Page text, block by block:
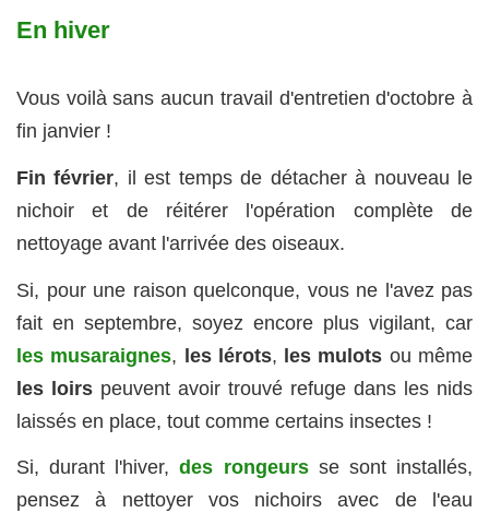
En hiver
Vous voilà sans aucun travail d'entretien d'octobre à
fin janvier !
Fin février, il est temps de détacher à nouveau le
nichoir et de réitérer l'opération complète de
nettoyage avant l'arrivée des oiseaux.
Si, pour une raison quelconque, vous ne l'avez pas
fait en septembre, soyez encore plus vigilant, car
les musaraignes, les lérots, les mulots ou même
les loirs peuvent avoir trouvé refuge dans les nids
laissés en place, tout comme certains insectes !
Si, durant l'hiver,des rongeursse sont installés,
pensez à nettoyer vos nichoirs avec de l'eau